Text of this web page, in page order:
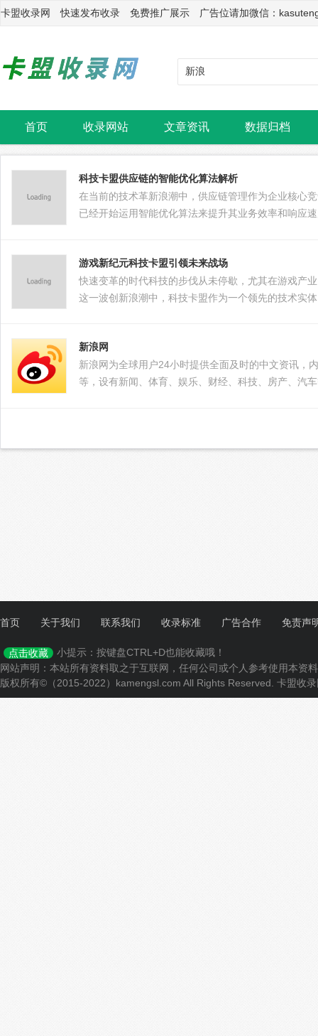
卡盟收录网 快速发布收录 免费推广展示 广告位请加微信：
首页 收录网站 文章资讯 数据归档
科技卡盟供应链的智能优化算法解析
在当前的技术革新浪潮中，供应链管理作为企业核心
已经开始运用智能优化算法来提升其业务效率和响应
游戏新纪元科技卡盟引领未来战场
快速变革的时代科技的步伐从未停歇，尤其在游戏产
这一波创新浪潮中，科技卡盟作为一个领先的技术实
新浪网
新浪网为全球用户24小时提供全面及时的中文资讯，
等，设有新闻、体育、娱乐、财经、科技、房产、汽
首页 关于我们 联系我们 收录标准 广告合作 免责声
点击收藏
小提示：按键盘CTRL+D也能收藏哦！
网站声明：本站所有资料取之于互联网，任何公司或个人参考使用本
版权所有©（2015-2022）kamengsl.com All Rights Reserved. 卡盟收